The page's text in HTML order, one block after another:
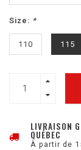
Size: *
110 115
LIVRAISON
QUÉBEC
À partir de